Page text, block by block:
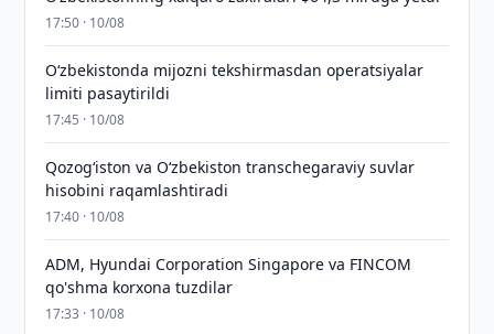
17:50 · 10/08
O‘zbekistonda mijozni tekshirmasdan operatsiyalar
limiti pasaytirildi
17:45 · 10/08
Qozog‘iston va O‘zbekiston transchegaraviy suvlar
hisobini raqamlashtiradi
17:40 · 10/08
ADM, Hyundai Corporation Singapore va FINCOM
qo'shma korxona tuzdilar
17:33 · 10/08